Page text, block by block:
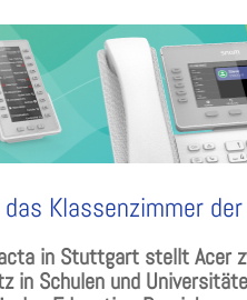
Klassenzimmer
in Stuttgart stellt Acer
in Schulen und